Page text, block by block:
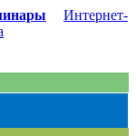
Интернет-